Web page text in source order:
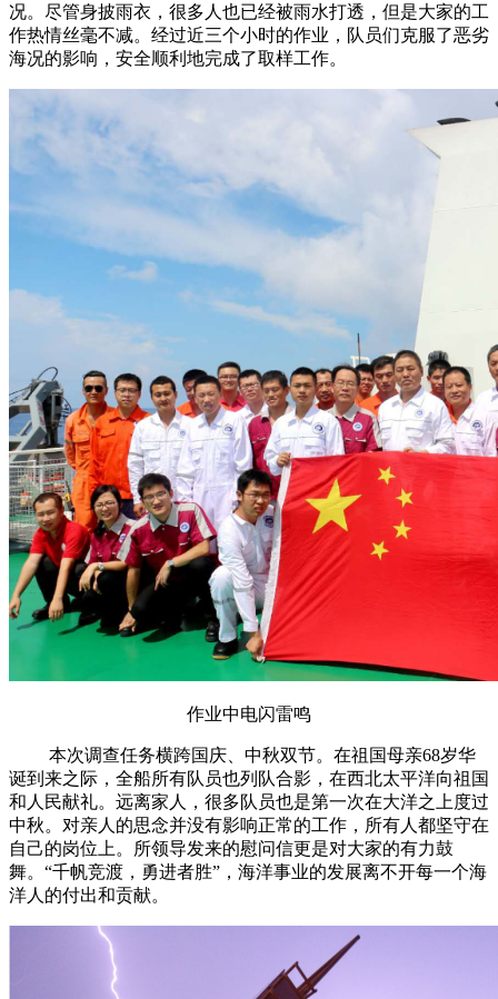
况。尽管身披雨衣，很多人也已经被雨水打透，但是大家的工
作热情丝毫不减。经过近三个小时的作业，队员们克服了恶劣
海况的影响，安全顺利地完成了取样工作。
作业中电闪雷鸣
本次调查任务横跨国庆、中秋双节。在祖国母亲68岁华
诞到来之际，全船所有队员也列队合影，在西北太平洋向祖国
和人民献礼。远离家人，很多队员也是第一次在大洋之上度过
中秋。对亲人的思念并没有影响正常的工作，所有人都坚守在
自己的岗位上。所领导发来的慰问信更是对大家的有力鼓
舞。“千帆竞渡，勇进者胜”，海洋事业的发展离不开每一个海
洋人的付出和贡献。